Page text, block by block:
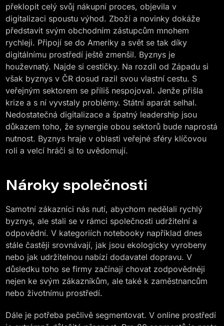
překlopit celý svůj nákupní proces, objevila v
digitalizaci spoustu výhod. Zboží a novinky dokáže
představit svým obchodním zástupcům mnohem
rychleji. Připojí se do Ameriky a svět se tak díky
digitálnímu prostředí ještě zmenšil. Byznys je
houževnatý. Najde si cestičky. Na rozdíl od Západu si
však byznys v ČR dosud razil svou vlastní cestu. S
veřejným sektorem se příliš nespojoval. Jenže přišla
krize a s ní vyvstaly problémy. Státní aparát selhal.
Nedostatečná digitalizace a špatný leadership jsou
důkazem toho, že synergie obou sektorů bude naprostá
nutnost. Byznys hraje v oblasti veřejné sféry klíčovou
roli a velcí hráči si to uvědomují.
Nároky společnosti
Samotní zákazníci nás nutí, abychom nedělali rychlý
byznys, ale stali se v rámci společnosti udržitelní a
odpovědní. V kategoriích notebooky například dnes
stále častěji srovnávají, jak jsou ekologicky vyrobeny
nebo jak udržitelnou nabízí dodavatel dopravu. V
důsledku toho se firmy začínají chovat zodpovědněji
nejen ke svým zákazníkům, ale také k zaměstnancům
nebo životnímu prostředí.
Dále je potřeba pečlivě segmentovat. V online prostředí